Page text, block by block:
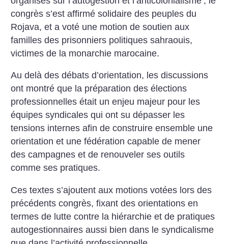
congrès s’est affirmé solidaire des peuples du
Rojava, et a voté une motion de soutien aux
familles des prisonniers politiques sahraouis,
victimes de la monarchie marocaine.
Au delà des débats d’orientation, les discussions
ont montré que la préparation des élections
professionnelles était un enjeu majeur pour les
équipes syndicales qui ont su dépasser les
tensions internes afin de construire ensemble une
orientation et une fédération capable de mener
des campagnes et de renouveler ses outils
comme ses pratiques.
Ces textes s’ajoutent aux motions votées lors des
précédents congrès, fixant des orientations en
termes de lutte contre la hiérarchie et de pratiques
autogestionnaires aussi bien dans le syndicalisme